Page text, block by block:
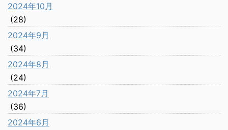
2024年10月
(28)
2024年9月
(34)
2024年8月
(24)
2024年7月
(36)
2024年6月